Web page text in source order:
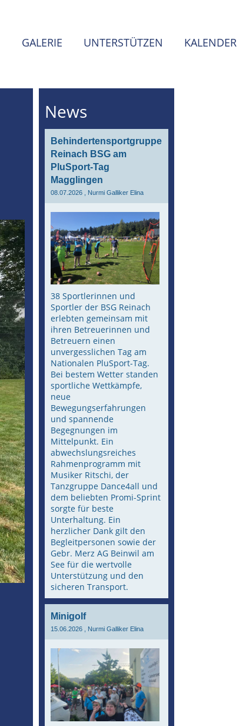
GALERIE UNTERSTÜTZEN KALENDER
News
Behindertensportgruppe
Reinach BSG am
PluSport-Tag
Magglingen
08.07.2026 , Nurmi Galliker Elina
38 Sportlerinnen und
Sportler der BSG Reinach
erlebten gemeinsam mit
ihren Betreuerinnen und
Betreuern einen
unvergesslichen Tag am
Nationalen PluSport-Tag.
Bei bestem Wetter standen
sportliche Wettkämpfe,
neue
Bewegungserfahrungen
und spannende
Begegnungen im
Mittelpunkt. Ein
abwechslungsreiches
Rahmenprogramm mit
Musiker Ritschi, der
Tanzgruppe Dance4all und
dem beliebten Promi-Sprint
sorgte für beste
Unterhaltung. Ein
herzlicher Dank gilt den
Begleitpersonen sowie der
Gebr. Merz AG Beinwil am
See für die wertvolle
Unterstützung und den
sicheren Transport.
Minigolf
15.06.2026 , Nurmi Galliker Elina